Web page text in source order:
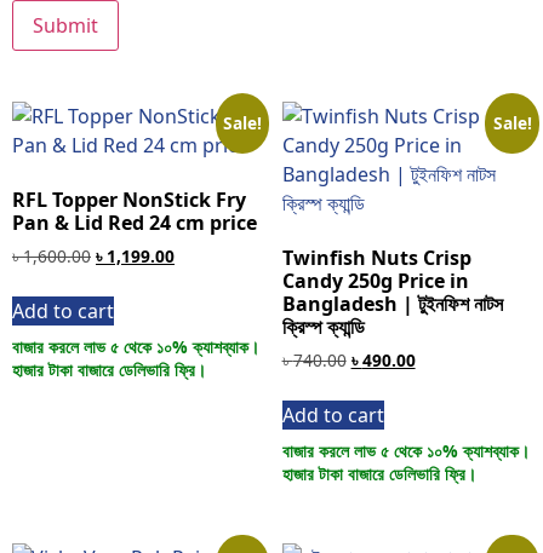
Sale!
RFL Topper NonStick Fry
Pan & Lid Red 24 cm price
৳1,600.00 ৳ 1,199.00
Add to cart
বাজার করলে লাভ ৫ থেকে ১০% ক্যাশব্যাক।
হাজার টাকা বাজারে ডেলিভারি ফ্রি।
Sale!
Twinfish Nuts Crisp
Candy 250g Price in
Bangladesh | টুইনফিশ নাটস
ক্রিস্প ক্যান্ডি
৳740.00 ৳490.00
Add to cart
বাজার করলে লাভ ৫ থেকে ১০% ক্যাশব্যাক।
হাজার টাকা বাজারে ডেলিভারি ফ্রি।